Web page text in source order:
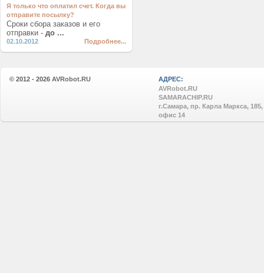
Я только что оплатил счет. Когда вы
отправите посылку?
Сроки сбора заказов и его
отправки - до ...
02.10.2012 Подробнее...
© 2012 - 2026 AVRobot.RU
АДРЕС:
AVRobot.RU
SAMARACHIP.RU
г.Самара, пр. Карла Маркса, 185,
офис 14